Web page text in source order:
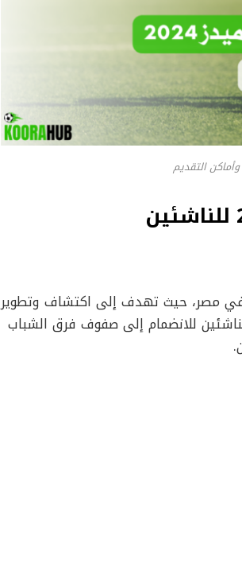
في مصر، حيث تهدف إلى اكتشاف وتطوير
للانضمام إلى صفوف فرق الشباب